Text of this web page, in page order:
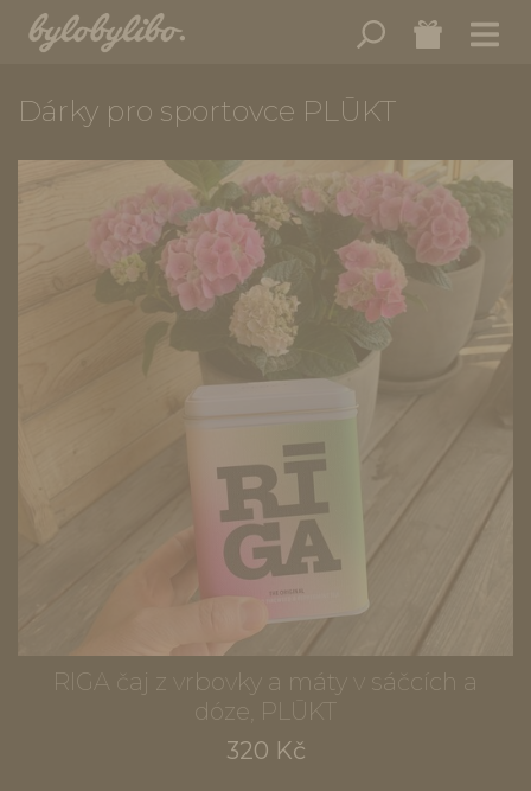
Dárky pro sportovce PLŪKT
RIGA čaj z vrbovky a máty v sáčcích a
dóze, PLŪKT
320 Kč